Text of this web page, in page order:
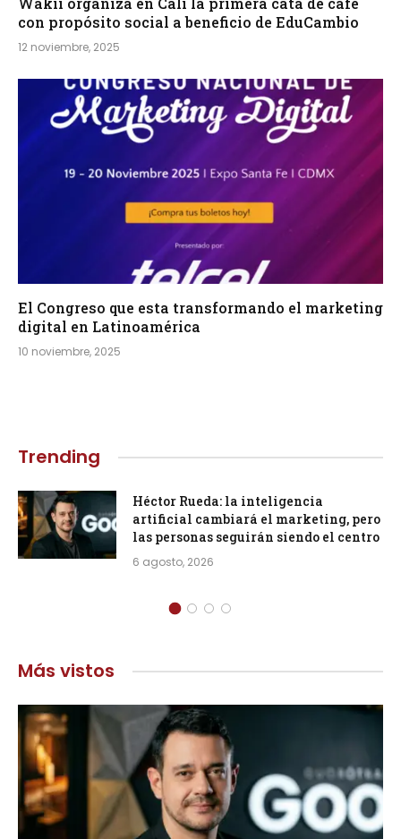
con propósito social a beneficio de EduCambio
12 noviembre, 2025
El Congreso que esta transformando el marketing
digital en Latinoamérica
10 noviembre, 2025
Trending
Héctor Rueda: la inteligencia
artificial cambiará el marketing, pero
las personas seguirán siendo el centro
6 agosto, 2026
Más vistos